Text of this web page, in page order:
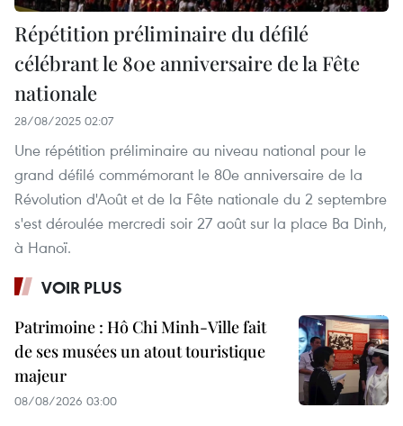
Répétition préliminaire du défilé
célébrant le 80e anniversaire de la Fête
nationale
28/08/2025 02:07
Une répétition préliminaire au niveau national pour le
grand défilé commémorant le 80e anniversaire de la
Révolution d'Août et de la Fête nationale du 2 septembre
s'est déroulée mercredi soir 27 août sur la place Ba Dinh,
à Hanoï.
VOIR PLUS
Patrimoine : Hô Chi Minh-Ville fait
de ses musées un atout touristique
majeur
08/08/2026 03:00